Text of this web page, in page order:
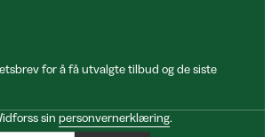
for å få utvalgte tilbud og de siste
sin personvernerklæring.